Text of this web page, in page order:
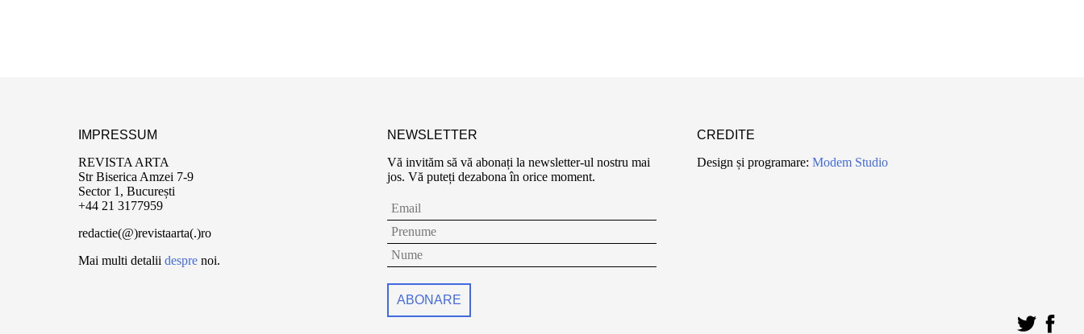
IMPRESSUM
REVISTA ARTA
Str Biserica Amzei 7-9
Sector 1, București
+44 21 3177959
redactie(@)revistaarta(.)ro
Mai multi detalii despre noi.
NEWSLETTER
Vă invităm să vă abonați la newsletter-ul nostru mai
jos. Vă puteți dezabona în orice moment.
CREDITE
Design și programare: Modem Studio